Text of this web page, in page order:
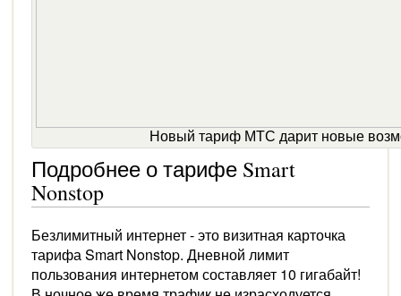
Новый тариф МТС дарит новые
Подробнее о тарифе Smart
Nonstop
Безлимитный интернет - это визитная карточка
тарифа Smart Nonstop. Дневной лимит
пользования интернетом составляет 10 гигабайт!